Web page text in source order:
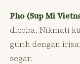
Pho (Sup Mi
dicoba. Nikmati
gurih dengan
segar.